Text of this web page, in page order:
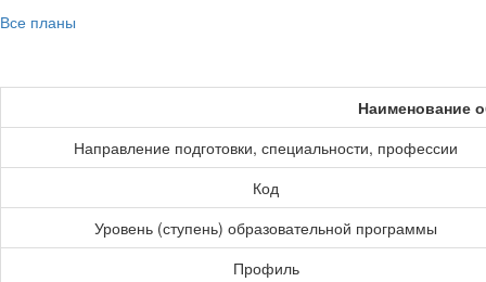
Все планы
Наименование
Направление подготовки, специальности, профессии
Код
Уровень (ступень) образовательной программы
Профиль